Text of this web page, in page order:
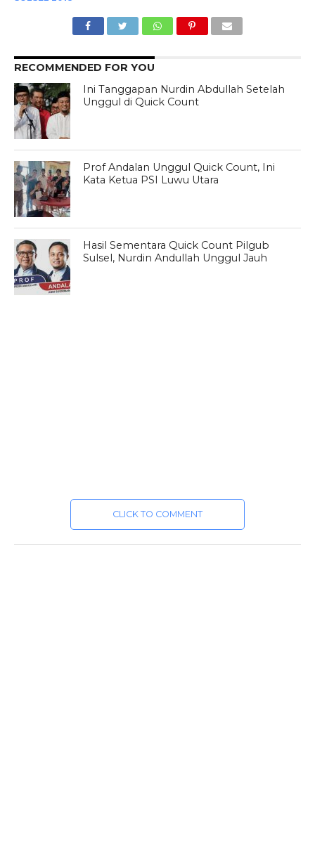
RECOMMENDED FOR YOU
Ini Tanggapan Nurdin Abdullah Setelah
Unggul di Quick Count
Prof Andalan Unggul Quick Count, Ini
Kata Ketua PSI Luwu Utara
Hasil Sementara Quick Count Pilgub
Sulsel, Nurdin Andullah Unggul Jauh
CLICK TO COMMENT